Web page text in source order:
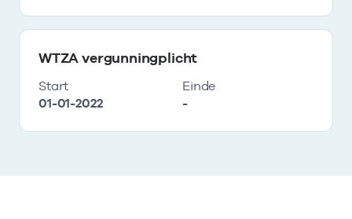
WTZA vergunningplicht
Start
01-01-2022
Einde
-